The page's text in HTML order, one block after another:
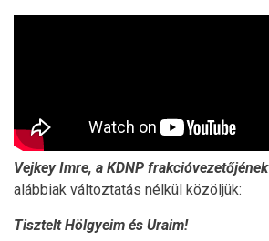
Vejkey Imre, a KDNP frakcióvezetőjének
alábbiak változtatás nélkül közöljük:
Tisztelt Hölgyeim és Uraim!